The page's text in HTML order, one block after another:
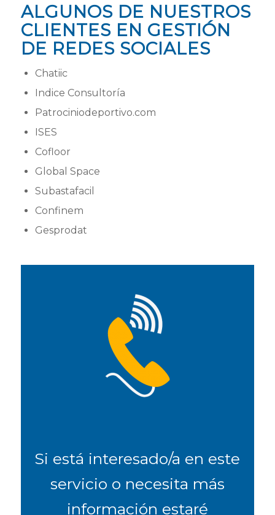
ALGUNOS DE NUESTROS
CLIENTES EN GESTIÓN
DE REDES SOCIALES
Chatiic
Indice Consultoría
Patrociniodeportivo.com
ISES
Cofloor
Global Space
Subastafacil
Confinem
Gesprodat
Si está interesado/a en este
servicio o necesita más
información estaré